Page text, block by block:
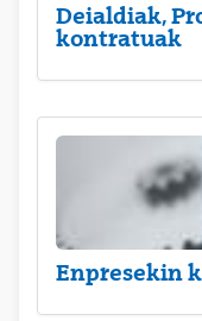
Deialdiak,
kontratuak
Enpresekin